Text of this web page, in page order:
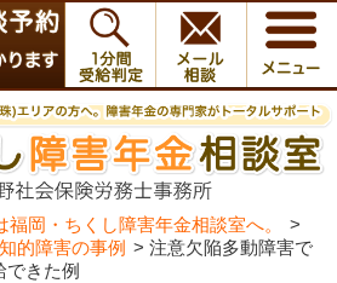
岡・ちくし障害年金相談室へ。
>
的障害の事例 >注意欠陥多動障害で
できた例